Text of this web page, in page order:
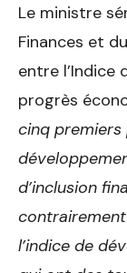
Le ministre
Finances et
entre l’Indice
progrès
cinq premiers
d’inclusion
l’indice de